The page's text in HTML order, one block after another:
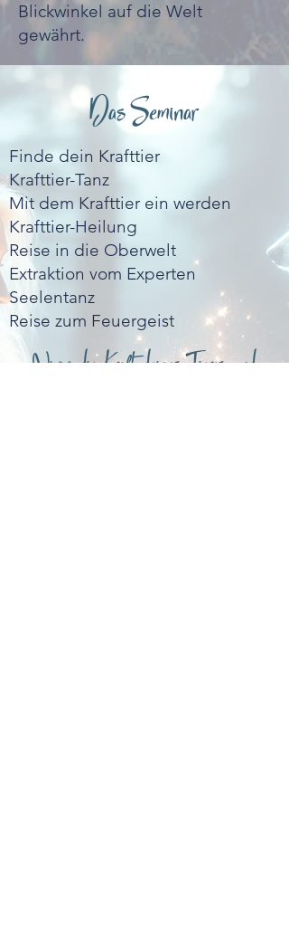
Blickwinkel auf die Welt
gewährt.
Das Seminar
Finde dein Krafttier
Krafttier-Tanz
Mit dem Krafttier ein werden
Krafttier-Heilung
Reise in die Oberwelt
Extraktion vom Experten
Seelentanz
Reise zum Feuergeist
Nimm die Kraft deines Tieres und